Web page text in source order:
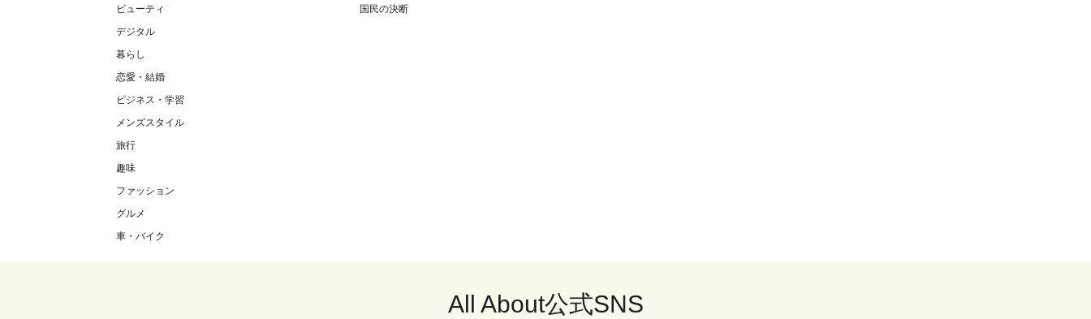
ビューティ
デジタル
暮らし
恋愛・結婚
ビジネス・学習
メンズスタイル
旅行
趣味
ファッション
グルメ
車・バイク
国民の決断
All About公式SNS